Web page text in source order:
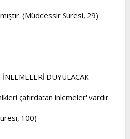
(Müddessir Suresi, 29)
DUYULACAK
çatırdatan inlemeler' vardır.
100)